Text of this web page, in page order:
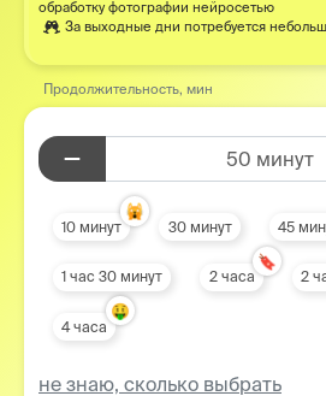
обработку фотографии нейросетью
За выходные дни потребуется
Продолжительность, мин
50 минут
10 минут
🙀
30 минут 45
1 час 30 минут 2 часа
🔖
2
4 часа
🤑
не знаю, сколько выбрать